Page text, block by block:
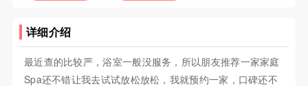
详细介绍
最近查的比较严，浴室一般没服务，所以朋友推荐一家家庭
Spa还不错让我去试试放松放松，我就预约一家，口碑还不